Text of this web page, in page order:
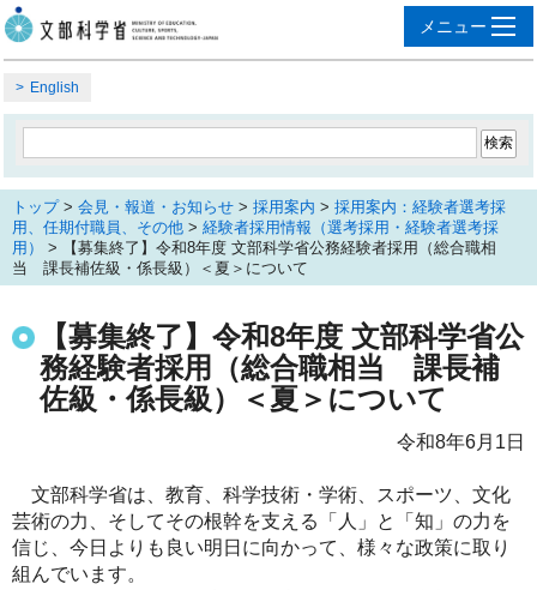
English
トップ> 会見・報道・お知らせ > 採用案内 > 採用案内：経験者選考採
用、任期付職員、その他 > 経験者採用情報（選考採用・経験者選考採
用）
> 【募集終了】令和8年度 文部科学省公務経験者採用（総合職相
当 課長補佐級・係長級）＜夏＞について
【募集終了】令和8年度 文部科学省公
務経験者採用（総合職相当 課長補
佐級・係長級）＜夏＞について
令和8年6月1日
文部科学省は、教育、科学技術・学術、スポーツ、文化
芸術の力、そしてその根幹を支える「人」と「知」の力を
信じ、今日よりも良い明日に向かって、様々な政策に取り
組んでいます。